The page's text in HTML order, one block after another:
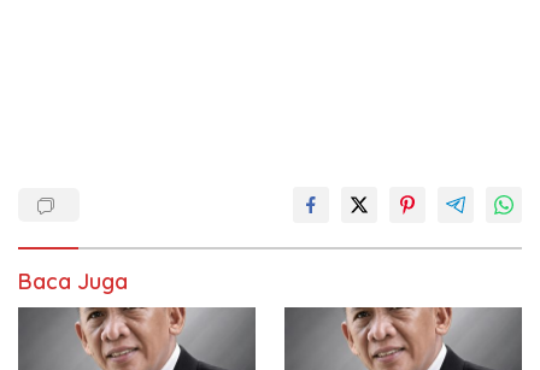
Baca Juga